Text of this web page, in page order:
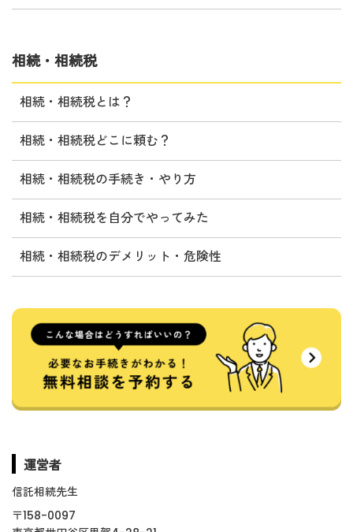
相続・相続税
相続・相続税とは？
相続・相続税どこに頼む？
相続・相続税の手続き・やり方
相続・相続税を自分でやってみた
相続・相続税のデメリット・危険性
運営者
信託相続先生
〒158-0097